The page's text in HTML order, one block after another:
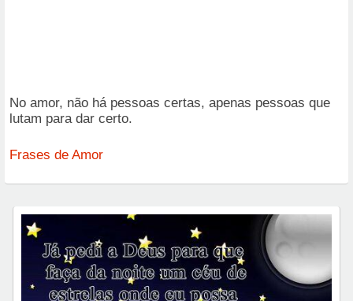
No amor, não há pessoas certas, apenas pessoas que
lutam para dar certo.
Frases de Amor